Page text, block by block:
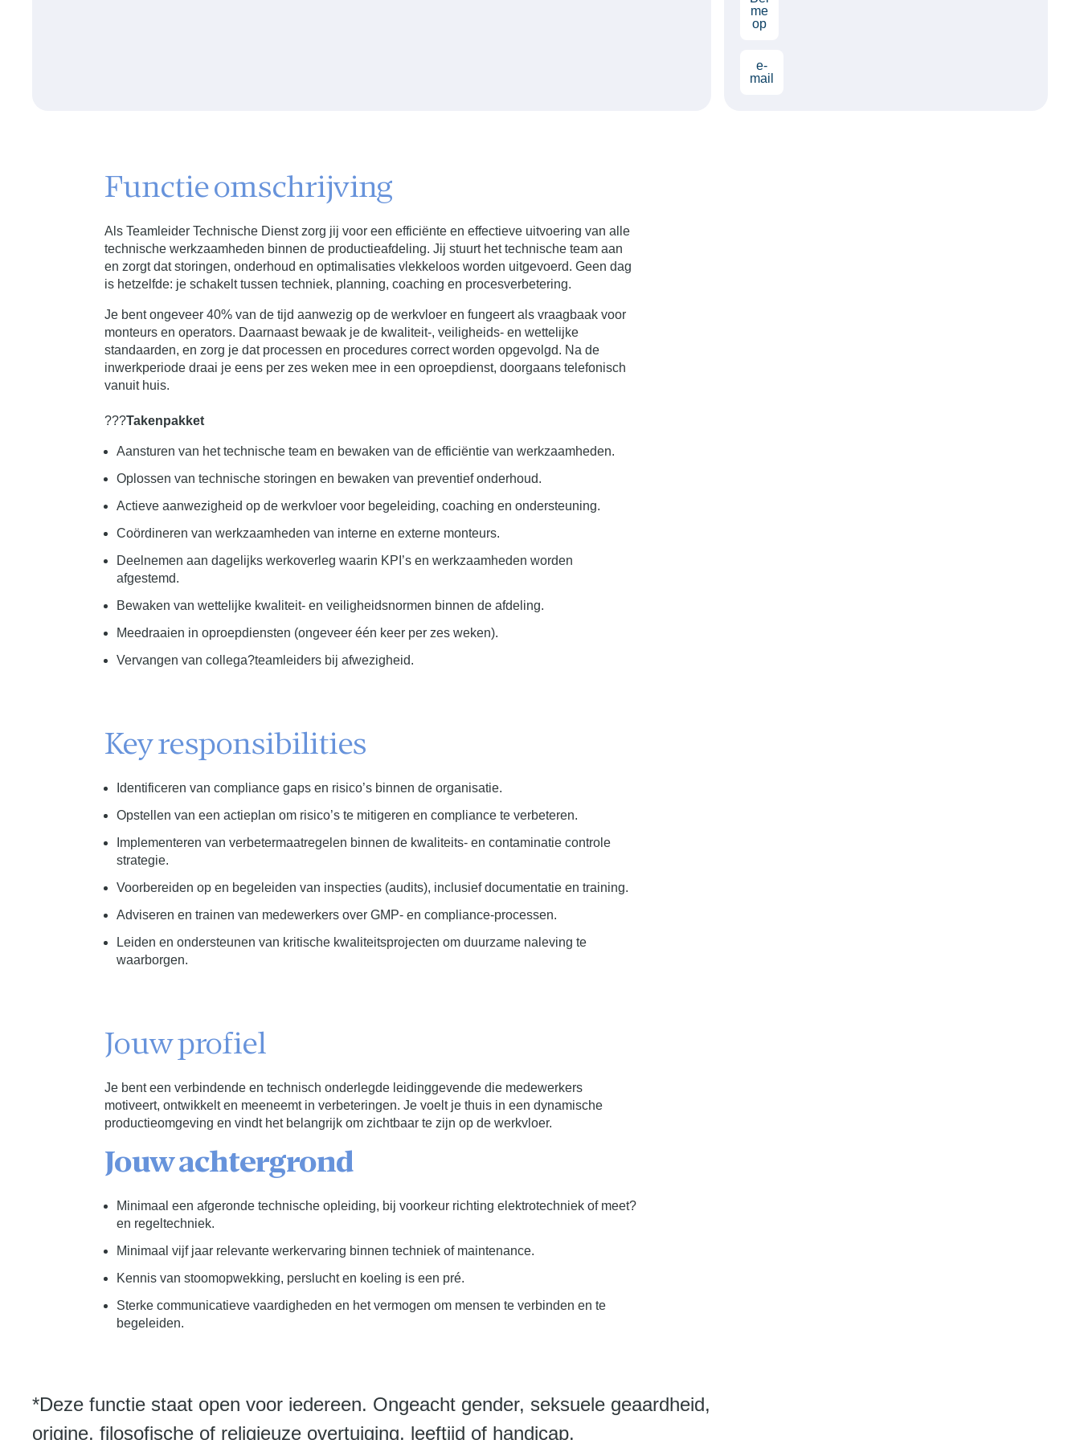
Functie omschrijving
Als Teamleider Technische Dienst zorg jij voor een efficiënte en effectieve uitvoering van alle
technische werkzaamheden binnen de productieafdeling. Jij stuurt het technische team aan
en zorgt dat storingen, onderhoud en optimalisaties vlekkeloos worden uitgevoerd. Geen dag
is hetzelfde: je schakelt tussen techniek, planning, coaching en procesverbetering.
Je bent ongeveer 40% van de tijd aanwezig op de werkvloer en fungeert als vraagbaak voor
monteurs en operators. Daarnaast bewaak je de kwaliteit-, veiligheids- en wettelijke
standaarden, en zorg je dat processen en procedures correct worden opgevolgd. Na de
inwerkperiode draai je eens per zes weken mee in een oproepdienst, doorgaans telefonisch
vanuit huis.
???Takenpakket
Aansturen van het technische team en bewaken van de efficiëntie van werkzaamheden.
Oplossen van technische storingen en bewaken van preventief onderhoud.
Actieve aanwezigheid op de werkvloer voor begeleiding, coaching en ondersteuning.
Coördineren van werkzaamheden van interne en externe monteurs.
Deelnemen aan dagelijks werkoverleg waarin KPI’s en werkzaamheden worden
afgestemd.
Bewaken van wettelijke kwaliteit- en veiligheidsnormen binnen de afdeling.
Meedraaien in oproepdiensten (ongeveer één keer per zes weken).
Vervangen van collega?teamleiders bij afwezigheid.
Key responsibilities
Identificeren van compliance gaps en risico’s binnen de organisatie.
Opstellen van een actieplan om risico’s te mitigeren en compliance te verbeteren.
Implementeren van verbetermaatregelen binnen de kwaliteits- en contaminatie controle
strategie.
Voorbereiden op en begeleiden van inspecties (audits), inclusief documentatie en training.
Adviseren en trainen van medewerkers over GMP- en compliance-processen.
Leiden en ondersteunen van kritische kwaliteitsprojecten om duurzame naleving te
waarborgen.
Jouw profiel
Je bent een verbindende en technisch onderlegde leidinggevende die medewerkers
motiveert, ontwikkelt en meeneemt in verbeteringen. Je voelt je thuis in een dynamische
productieomgeving en vindt het belangrijk om zichtbaar te zijn op de werkvloer.
Jouw achtergrond
Minimaal een afgeronde technische opleiding, bij voorkeur richting elektrotechniek of meet?
en regeltechniek.
Minimaal vijf jaar relevante werkervaring binnen techniek of maintenance.
Kennis van stoomopwekking, perslucht en koeling is een pré.
Sterke communicatieve vaardigheden en het vermogen om mensen te verbinden en te
begeleiden.
*Deze functie staat open voor iedereen. Ongeacht gender, seksuele geaardheid,
origine, filosofische of religieuze overtuiging, leeftijd of handicap.
me
op
e-
mail